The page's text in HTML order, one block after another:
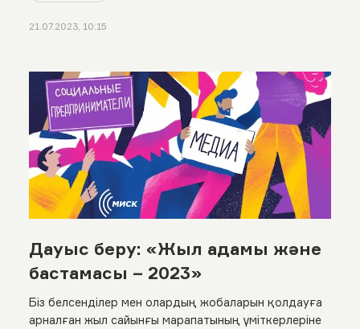
21.07.2023, 10:15
Дауыс беру: «Жыл адамы және
бастамасы – 2023»
Біз белсенділер мен олардың жобаларын қолдауға
арналған жыл сайынғы марапатының үміткерлеріне